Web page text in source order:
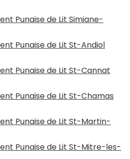
Punaise de Lit Simiane-
Punaise de Lit St-Andiol
Punaise de Lit St-Cannat
Punaise de Lit St-Chamas
Punaise de Lit St-Martin-
Punaise de Lit St-Mitre-les-